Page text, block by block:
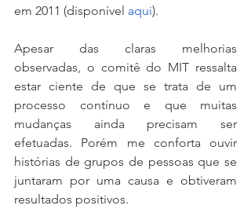
em 2011 (disponível aqui).
Apesar das claras melhorias
observadas, o comitê do MIT ressalta
estar ciente de que se trata de um
processo contínuo e que muitas
mudanças ainda precisam ser
efetuadas. Porém me conforta ouvir
histórias de grupos de pessoas que se
juntaram por uma causa e obtiveram
resultados positivos.